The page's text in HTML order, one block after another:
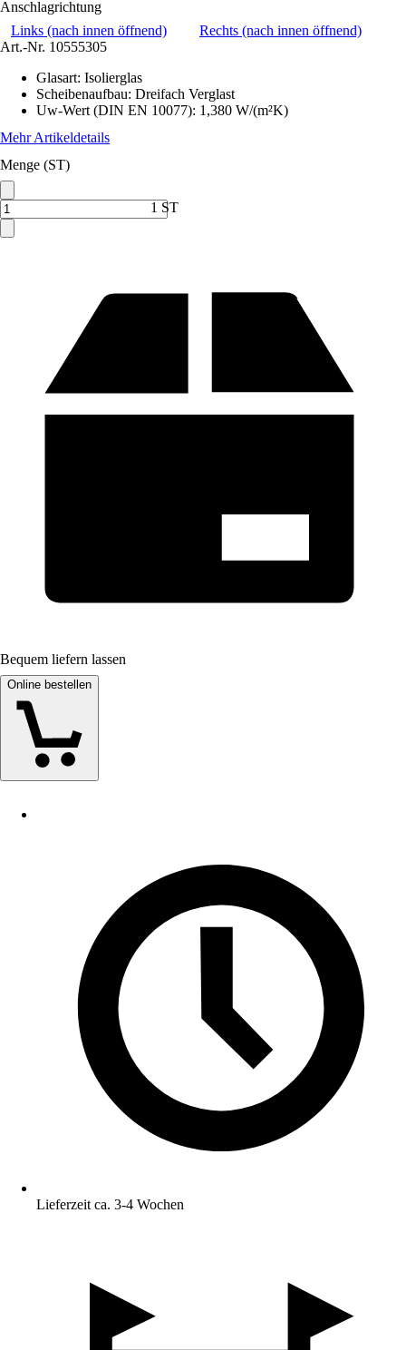
Anschlagrichtung
Links (nach innen öffnend)
Rechts (nach innen öffnend)
Art.-Nr. 10555305
Glasart: Isolierglas
Scheibenaufbau: Dreifach Verglast
Uw-Wert (DIN EN 10077): 1,380 W/(m²K)
Mehr Artikeldetails
Menge (ST)
1 ST
Bequem liefern lassen
Online bestellen
Lieferzeit ca. 3-4 Wochen